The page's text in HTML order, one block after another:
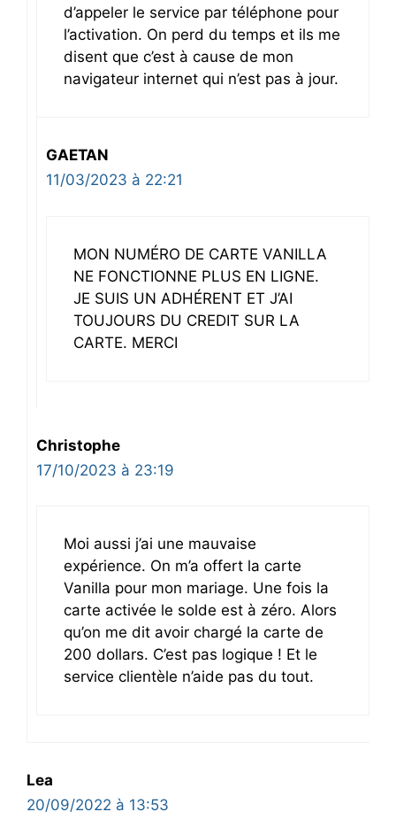
d’appeler le service par téléphone pour
l’activation. On perd du temps et ils me
disent que c’est à cause de mon
navigateur internet qui n’est pas à jour.
GAETAN
11/03/2023 à 22:21
MON NUMÉRO DE CARTE VANILLA
NE FONCTIONNE PLUS EN LIGNE.
JE SUIS UN ADHÉRENT ET J’AI
TOUJOURS DU CREDIT SUR LA
CARTE. MERCI
Christophe
17/10/2023 à 23:19
Moi aussi j’ai une mauvaise
expérience. On m’a offert la carte
Vanilla pour mon mariage. Une fois la
carte activée le solde est à zéro. Alors
qu’on me dit avoir chargé la carte de
200 dollars. C’est pas logique ! Et le
service clientèle n’aide pas du tout.
Lea
20/09/2022 à 13:53